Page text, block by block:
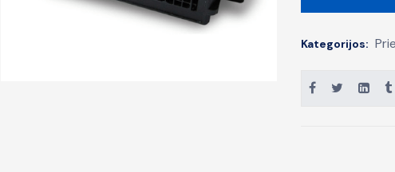
Kategorijos: